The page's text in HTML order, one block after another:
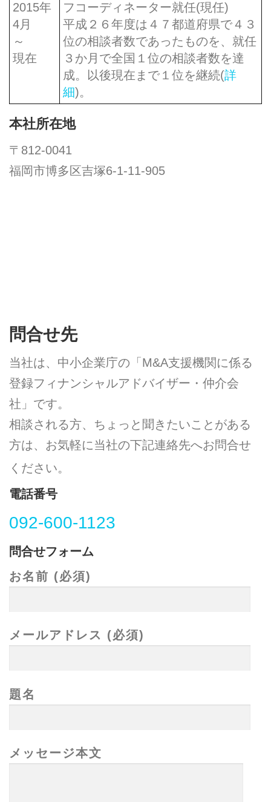
2015年
4月
～
現在
フコーディネーター就任(現任)
平成２６年度は４７都道府県で４３
位の相談者数であったものを、就任
３か月で全国１位の相談者数を達
成。以後現在まで１位を継続(詳
細)。
本社所在地
〒812-0041
福岡市博多区吉塚6-1-11-905
問合せ先
当社は、中小企業庁の「M&A支援機関に係る
登録フィナンシャルアドバイザー・仲介会
社」です。
相談される方、ちょっと聞きたいことがある
方は、お気軽に 当社の下記連絡先へお問合せ
ください。
電話番号
092-600-1123
問合せフォーム
お名前 (必須)
メールアドレス (必須)
題名
メッセージ本文